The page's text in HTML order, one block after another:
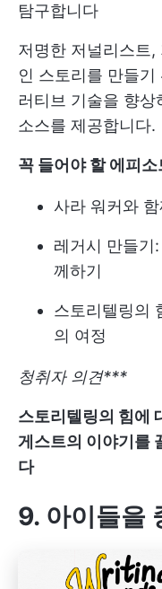
탐구합니다
저명한 저널리스트,
인 스토리를 만들
러티브 기술을 향
소스를 제공합니다.
꼭 들어야 할 에피소
사라 워커와
레거시 만들기
께하기
스토리텔링의
의 여정
청취자 의견***
스토리텔링의 힘에
게스트의 이야기를
다
9. 아이들을